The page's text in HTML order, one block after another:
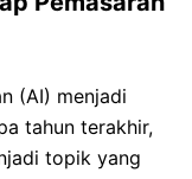
(AI) menjadi
tahun terakhir,
topik yang